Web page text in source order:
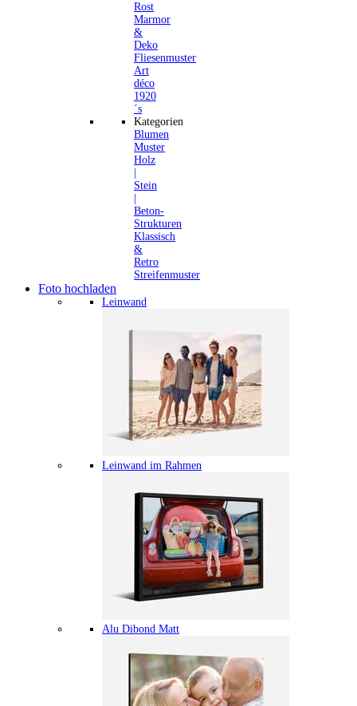
Rost
Marmor
&
Deko
Fliesenmuster
Art
déco
1920
´s
Kategorien
Blumen
Muster
Holz
Stein
Beton-
Strukturen
Klassisch
&
Retro
Streifenmuster
Foto hochladen
Leinwand
Leinwand im Rahmen
Alu Dibond Matt